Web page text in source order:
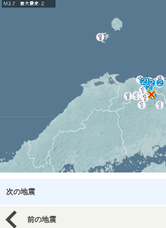
次の地震
前の地震